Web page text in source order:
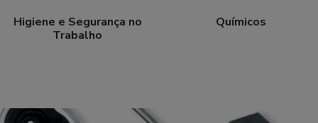
Higiene e Segurança no
Trabalho
Químicos